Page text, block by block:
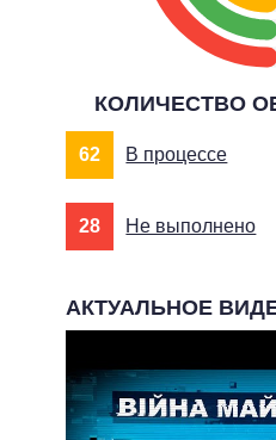
КОЛИЧЕСТВО
62 В процессе
28 Не выполнено
АКТУАЛЬНОЕ